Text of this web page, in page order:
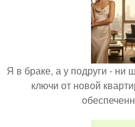
Я в браке, а у подруги - ни
ключи от новой